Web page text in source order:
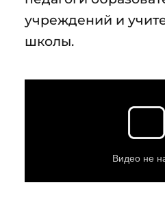
учреждений и
школы.